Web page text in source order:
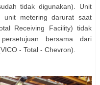
tidak digunakan). Unit
unit metering darurat saat
Receiving Facility) tidak
bersama dari
- Total - Chevron).